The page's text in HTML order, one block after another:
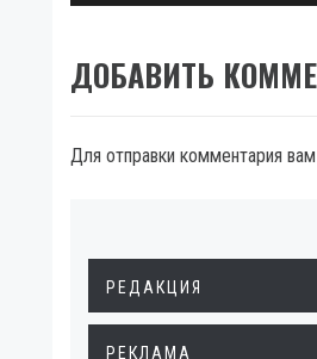
ДОБАВИТЬ
Для отправки комментария
РЕДАКЦИЯ
РЕКЛАМА